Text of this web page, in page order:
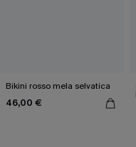
Bikini rosso mela selvatica
46,00 €